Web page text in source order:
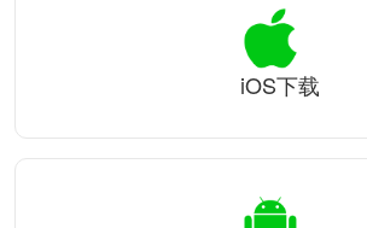
iOS下载